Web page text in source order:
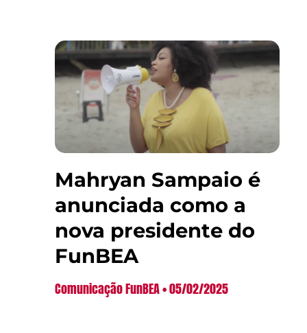
Mahryan Sampaio é
anunciada como a
nova presidente do
FunBEA
Comunicação FunBEA 05/02/2025